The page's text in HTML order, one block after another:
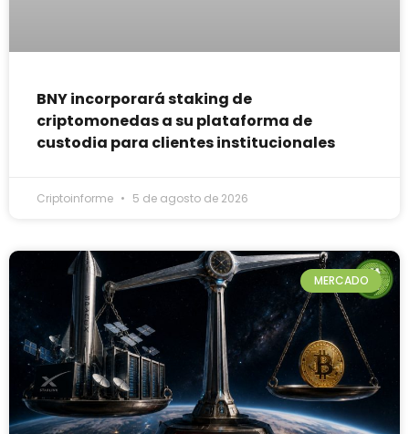
BNY incorporará staking de
criptomonedas a su plataforma de
custodia para clientes institucionales
Criptoinforme 5 de agosto de 2026
MERCADO